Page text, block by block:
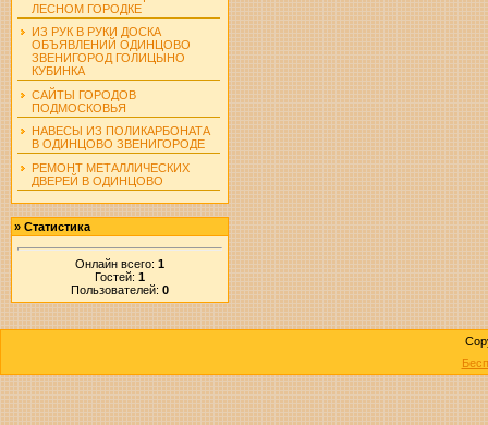
ЛЕСНОМ ГОРОДКЕ
ИЗ РУК В РУКИ ДОСКА
ОБЪЯВЛЕНИЙ ОДИНЦОВО
ЗВЕНИГОРОД ГОЛИЦЫНО
КУБИНКА
САЙТЫ ГОРОДОВ
ПОДМОСКОВЬЯ
НАВЕСЫ ИЗ ПОЛИКАРБОНАТА
В ОДИНЦОВО ЗВЕНИГОРОДЕ
РЕМОНТ МЕТАЛЛИЧЕСКИХ
ДВЕРЕЙ В ОДИНЦОВО
» Статистика
Онлайн всего: 1
Гостей: 1
Пользователей: 0